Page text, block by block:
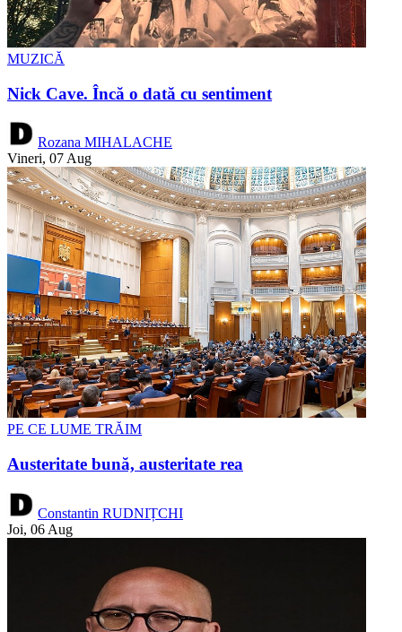
MUZICĂ
Nick Cave. Încă o dată cu sentiment
Rozana MIHALACHE
Vineri, 07 Aug
PE CE LUME TRĂIM
Austeritate bună, austeritate rea
Constantin RUDNIȚCHI
Joi, 06 Aug